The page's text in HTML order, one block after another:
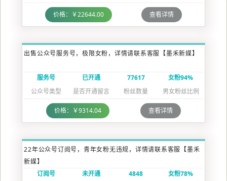
价格：￥22644.00 查看详情
出售公众号服务号，极限女粉，详情请联系客服【墨禾新媒】
服务号
公众号类型
已开通
是否开通留言
77617
粉丝数量
女粉94%
男女粉丝比例
价格：￥9314.04 查看详情
22年公众号订阅号，青年女粉无违规，详情请联系客服【墨禾
新媒】
订阅号
未开通
4848
女粉78%